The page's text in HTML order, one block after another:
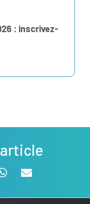
: inscrivez-